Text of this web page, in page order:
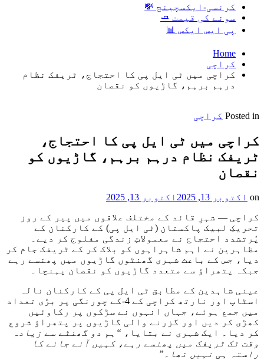
کرنسی-ایکسچینج 💸
سونے کی قیمت 🧈
پی ایس ایکس 📊
Home
کراچی
کراچی میں ٹی ایل پی کا احتجاج، ٹریفک نظام
درہم برہم، گاڑیوں کو نقصان
Posted in کراچی
کراچی میں ٹی ایل پی کا احتجاج،
ٹریفک نظام درہم برہم، گاڑیوں کو
نقصان
on اکتوبر 13, 2025
اکتوبر 13, 2025
کراچی — شہرِ قائد کے مختلف علاقوں میں پیر کے روز
تحریکِ لبیک پاکستان (ٹی ایل پی) کے کارکنان کے
پُرتشدد احتجاج نے معمولاتِ زندگی مفلوج کر دیے۔
مظاہرین نے اہم شاہراہوں کو بلاک کر کے ٹریفک جام کر
دیا، جس کے باعث شہری گھنٹوں گاڑیوں میں پھنسے رہے
جبکہ پتھراؤ سے متعدد گاڑیوں کو نقصان پہنچا۔
عینی شاہدین کے مطابق ٹی ایل پی کے کارکنان نالہ
اسٹاپ اور نارتھ کراچی کے 4-کے چورنگی پر بڑی تعداد
میں جمع ہوئے، جہاں انہوں نے سڑکوں پر رکاوٹیں
کھڑی کر دیں اور گزرنے والی گاڑیوں پر پتھراؤ شروع
کر دیا۔ ایک شہری نے بتایا، “ہم دو گھنٹے سے زیادہ
وقت تک ٹریفک میں پھنسے رہے، کہیں آنے جانے کا
راستہ ہی نہیں تھا۔”